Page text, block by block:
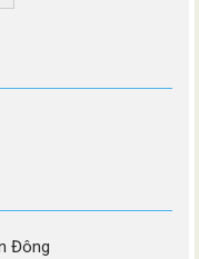
Đông